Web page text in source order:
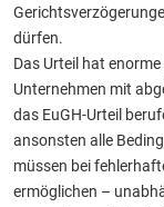
dürfen.
Das Urteil hat
Unternehmen mit
das EuGH-Urteil
ansonsten alle
müssen bei
ermöglichen –